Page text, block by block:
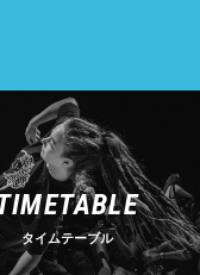
タイムテーブル